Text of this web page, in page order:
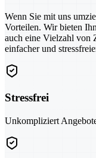
Wenn Sie mit uns
Vorteilen. Wir bieten
auch eine Vielzahl von
einfacher und
Stressfrei
Unkompliziert